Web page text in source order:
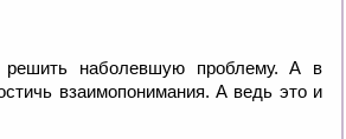
решить наболевшую проблему. А в
взаимопонимания. А ведь это и